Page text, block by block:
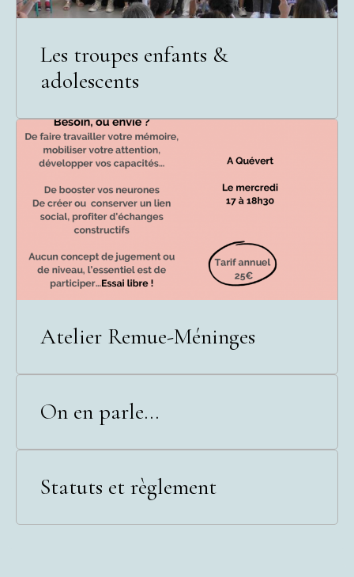
Les troupes enfants &
adolescents
Atelier Remue-Méninges
On en parle...
Statuts et règlement